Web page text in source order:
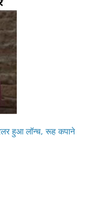
हुआ लॉन्च, रूह कपाने